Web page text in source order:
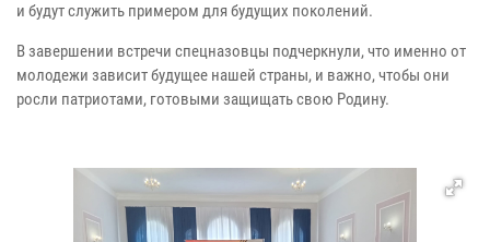
и будут служить примером для будущих поколений.
В завершении встречи спецназовцы подчеркнули, что именно от
молодежи зависит будущее нашей страны, и важно, чтобы они
росли патриотами, готовыми защищать свою Родину.